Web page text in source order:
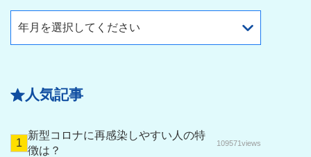
年月を選択してください
人気記事
新型コロナに再感染しやすい人の特
徴は？
109571views